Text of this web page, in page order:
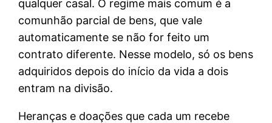
qualquer casal. O regime mais comum é a
comunhão parcial de bens, que vale
automaticamente se não for feito um
contrato diferente. Nesse modelo, só os bens
adquiridos depois do início da vida a dois
entram na divisão.
Heranças e doações que cada um recebe